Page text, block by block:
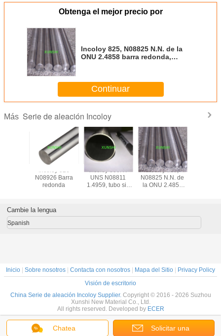
Obtenga el mejor precio por
Incoloy 825, N08825 N.N. de la
ONU 2.4858 barra redonda,
Continuar
Más Serie de aleación Incoloy
los
de
y
de
de
Incoloy 926
N08926 Barra
redonda
Incoloy 800HT
UNS N08811
1.4959, tubo sin
alta temperatura
Incoloy 825,
N08825 N.N. de
la ONU 2.4858
caliente
Chatea Solicitar una
Cambie la lengua
Spanish
Inicio | Sobre nosotros | Contacta con nosotros | Mapa del Sitio | Privacy Policy
Visión de escritorio
China Serie de aleación Incoloy Supplier. Copyright © 2016 - 2026 Suzhou
Xunshi New Material Co., Ltd.
All rights reserved. Developed by ECER